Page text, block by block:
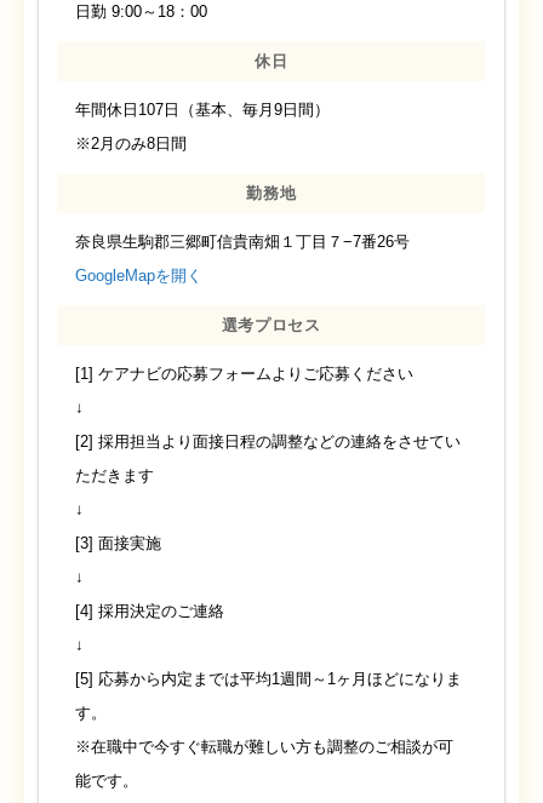
日勤 9:00～18：00
休日
年間休日107日（基本、毎月9日間）
※2月のみ8日間
勤務地
奈良県生駒郡三郷町信貴南畑１丁目７−7番26号
GoogleMapを開く
選考プロセス
[1] ケアナビの応募フォームよりご応募ください
↓
[2] 採用担当より面接日程の調整などの連絡をさせてい
ただきます
↓
[3] 面接実施
↓
[4] 採用決定のご連絡
↓
[5] 応募から内定までは平均1週間～1ヶ月ほどになりま
す。
※在職中で今すぐ転職が難しい方も調整のご相談が可
能です。